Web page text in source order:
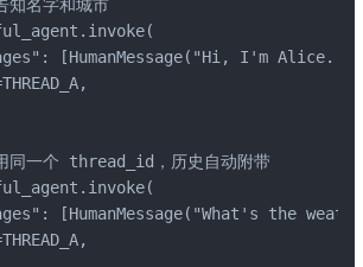
名字和城市
[HumanMessage("Hi, I'm Alice. I
一个 thread_id，历史自动附带
[HumanMessage("What's the